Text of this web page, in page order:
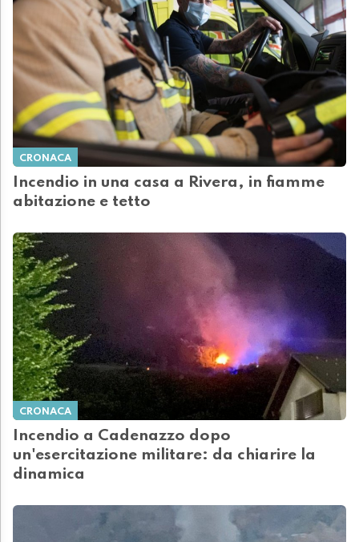
CRONACA
Incendio in una casa a Rivera, in fiamme
abitazione e tetto
CRONACA
Incendio a Cadenazzo dopo
un'esercitazione militare: da chiarire la
dinamica